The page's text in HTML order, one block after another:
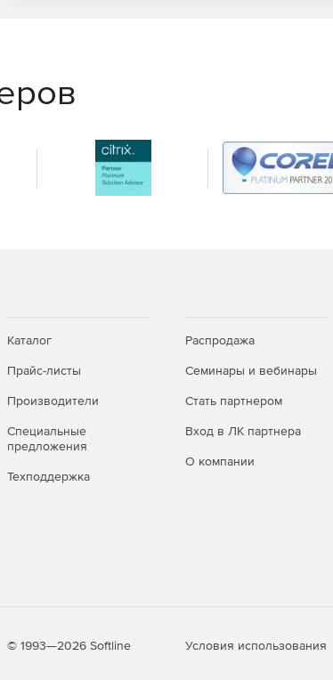
Каталог
Прайс-листы
Производители
Специальные
предложения
Техподдержка
Распродажа
Семинары и вебинары
Стать партнером
Вход в ЛК партнера
О компании
© 1993—2026 Softline Условия использования